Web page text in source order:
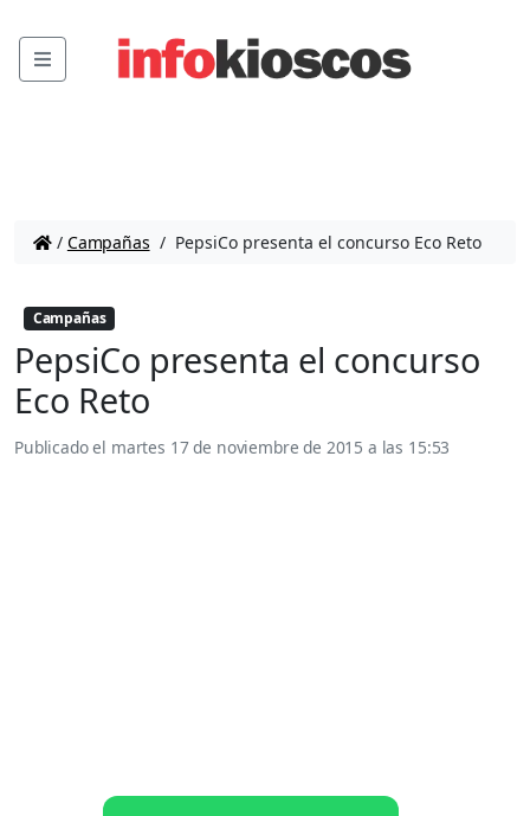
Menu
/ Campañas / PepsiCo presenta el concurso Eco Reto
Campañas
PepsiCo presenta el concurso
Eco Reto
Publicado el martes 17 de noviembre de 2015 a las 15:53